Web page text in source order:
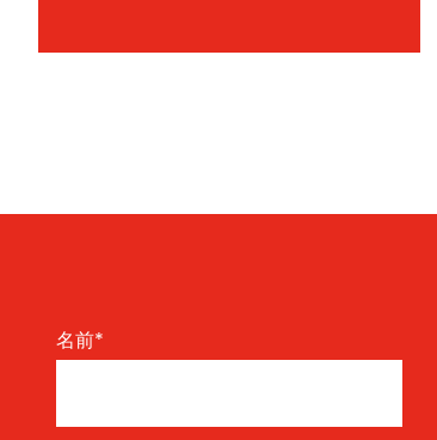
名前*